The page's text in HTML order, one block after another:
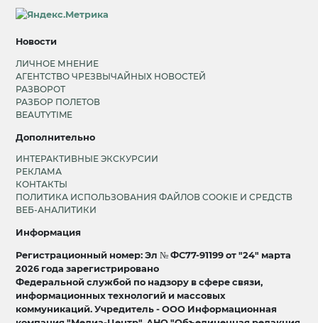
Новости
ЛИЧНОЕ МНЕНИЕ
АГЕНТСТВО ЧРЕЗВЫЧАЙНЫХ НОВОСТЕЙ
РАЗВОРОТ
РАЗБОР ПОЛЕТОВ
BEAUTYTIME
Дополнительно
ИНТЕРАКТИВНЫЕ ЭКСКУРСИИ
РЕКЛАМА
КОНТАКТЫ
ПОЛИТИКА ИСПОЛЬЗОВАНИЯ ФАЙЛОВ COOKIE И СРЕДСТВ
ВЕБ-АНАЛИТИКИ
Информация
Регистрационный номер: Эл № ФС77-91199 от "24" марта
2026 года зарегистрировано
Федеральной службой по надзору в сфере связи,
информационных технологий и массовых
коммуникаций. Учредитель - ООО Информационная